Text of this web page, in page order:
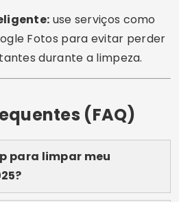
acelerando o
sua privacidade —
se adapta ao seu estilo de
seu dispositivo
revisite este artigo
versões e recursos